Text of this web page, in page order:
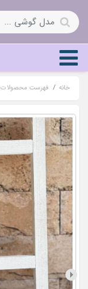
خانه فهرست محصولات